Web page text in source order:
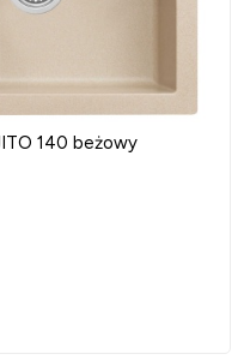
140 beżowy